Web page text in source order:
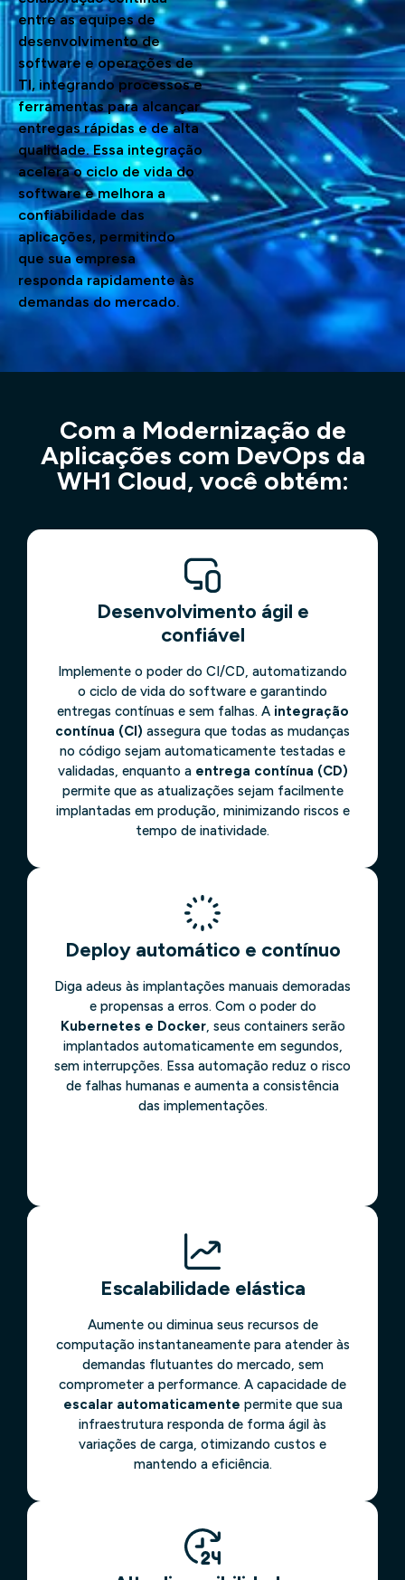
entre as equipes de
desenvolvimento de
software e operações de
TI, integrando processos e
ferramentas para alcançar
entregas rápidas e de alta
qualidade. Essa integração
acelera o ciclo de vida do
software e melhora a
confiabilidade das
aplicações, permitindo
que sua empresa
responda rapidamente às
demandas do mercado.
Com a Modernização de
Aplicações com DevOps da
WH1 Cloud, você obtém:
Desenvolvimento ágil e
confiável
Implemente o poder do CI/CD, automatizando
o ciclo de vida do software e garantindo
entregas contínuas e sem falhas. A integração
contínua (CI) assegura que todas as mudanças
no código sejam automaticamente testadas e
validadas, enquanto a entrega contínua (CD)
permite que as atualizações sejam facilmente
implantadas em produção, minimizando riscos e
tempo de inatividade.
Deploy automático e contínuo
Diga adeus às implantações manuais demoradas
e propensas a erros. Com o poder do
Kubernetes e Docker, seus containers serão
implantados automaticamente em segundos,
sem interrupções. Essa automação reduz o risco
de falhas humanas e aumenta a consistência
das implementações.
Escalabilidade elástica
Aumente ou diminua seus recursos de
computação instantaneamente para atender às
demandas flutuantes do mercado, sem
comprometer a performance. A capacidade de
escalar automaticamente permite que sua
infraestrutura responda de forma ágil às
variações de carga, otimizando custos e
mantendo a eficiência.